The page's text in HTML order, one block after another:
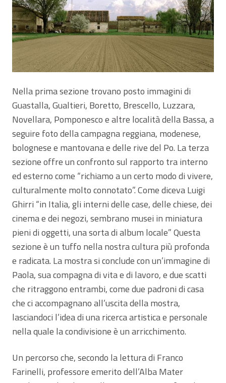
Nella prima sezione trovano posto immagini di
Guastalla, Gualtieri, Boretto, Brescello, Luzzara,
Novellara, Pomponesco e altre località della Bassa, a
seguire foto della campagna reggiana, modenese,
bolognese e mantovana e delle rive del Po. La terza
sezione offre un confronto sul rapporto tra interno
ed esterno come “richiamo a un certo modo di vivere,
culturalmente molto connotato”. Come diceva Luigi
Ghirri “in Italia, gli interni delle case, delle chiese, dei
cinema e dei negozi, sembrano musei in miniatura
pieni di oggetti, una sorta di album locale” Questa
sezione è un tuffo nella nostra cultura più profonda
e radicata. La mostra si conclude con un’immagine di
Paola, sua compagna di vita e di lavoro, e due scatti
che ritraggono entrambi, come due padroni di casa
che ci accompagnano all’uscita della mostra,
lasciandoci l’idea di una ricerca artistica e personale
nella quale la condivisione è un arricchimento.
Un percorso che, secondo la lettura di Franco
Farinelli, professore emerito dell’Alba Mater